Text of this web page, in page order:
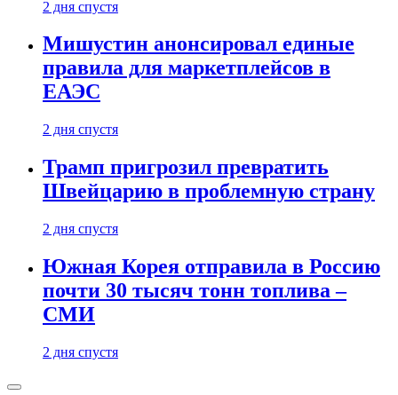
2 дня спустя
Мишустин анонсировал единые
правила для маркетплейсов в
ЕАЭС
2 дня спустя
Трамп пригрозил превратить
Швейцарию в проблемную страну
2 дня спустя
Южная Корея отправила в Россию
почти 30 тысяч тонн топлива –
СМИ
2 дня спустя